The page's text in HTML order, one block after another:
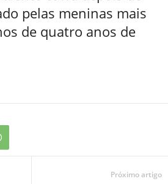
pelas meninas mais
de quatro anos de
Próximo artigo